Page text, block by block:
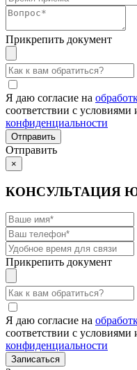
Прикрепить документ
Я даю согласие на
соответствии с
конфиденциальности
Отправить
×
КОНСУЛЬТАЦИЯ
Прикрепить документ
Я даю согласие на
соответствии с
конфиденциальности